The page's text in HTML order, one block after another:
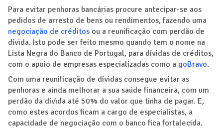
Para evitar penhoras bancárias procure antecipar-se aos
pedidos de arresto de bens ou rendimentos, fazendo uma
negociação de créditos ou a reunificação com perdão de
dívida. Isto pode ser feito mesmo quando tem o nome na
Lista Negra do Banco de Portugal, para dívidas de créditos,
com o apoio de empresas especializadas como a goBravo.
Com uma reunificação de dívidas consegue evitar as
penhoras e ainda melhorar a sua saúde financeira, com um
perdão da dívida até 50% do valor que tinha de pagar. E,
como estes acordos ficam a cargo de especialistas, a
capacidade de negociação com o banco fica fortalecida.